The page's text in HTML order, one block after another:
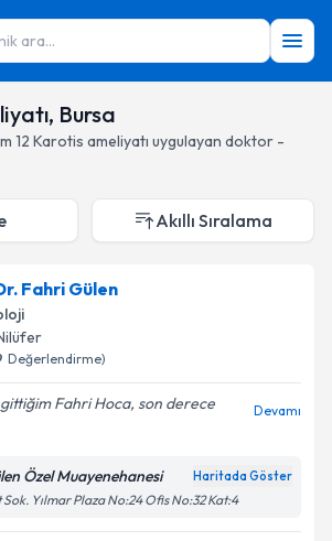
ara...
Bursa
12 Karotis ameliyatı uygulayan doktor -
Akıllı Sıralama
Fahri Gülen
Değerlendirme)
Fahri Hoca, son derece
Devamı
Özel Muayenehanesi Haritada Göster
Yılmar Plaza No:24 Ofis No:32 Kat:4